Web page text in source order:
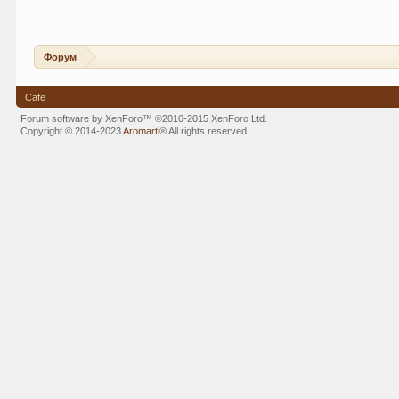
Форум
Cafe
Forum software by XenForo™©2010-2015 XenForo Ltd.
Copyright © 2014-2023Aromarti®All rights reserved